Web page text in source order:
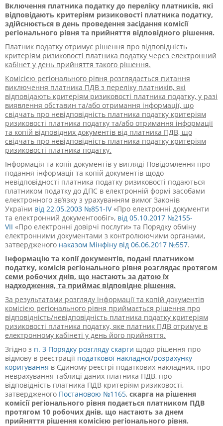
Включення платника податку до переліку платників, які
відповідають критеріям ризиковості платника податку,
здійснюється в день проведення засідання комісії
регіонального рівня та прийняття відповідного рішення.
Платник податку отримує рішення про відповідність
критеріям ризиковості платника податку через електронний
кабінет у день прийняття такого рішення.
Комісією регіонального рівня розглядається питання
виключення платника ПДВ з переліку платників, які
відповідають критеріям ризиковості платника податку, у разі
виявлення обставин та/або отримання інформації, що
свідчать про невідповідність платника податку критеріям
ризиковості платника податку та/або отримання інформації
та копій відповідних документів від платника ПДВ, що
свідчать про невідповідність платника податку критеріям
ризиковості платника податку.
Інформація та копії документів у вигляді Повідомлення про
подання інформації та копій документів щодо
невідповідності платника податку ризиковості подаються
платником податку до ДПС в електронній формі засобами
електронного зв’язку з урахуванням вимог Законів
України від 22.05.2003 №851-IV«Про електронні документи
та електронний документообіг», від 05.10.2017 №2155-
VII «Про електронні довірчі послуги» та Порядку обміну
електронними документами з контролюючими органами,
затвердженого наказом Мінфіну від 06.06.2017 №557.
Інформацію та копії документів, подані платником
податку, комісія регіонального рівня розглядає протягом
семи робочих днів, що настають за датою їх
надходження, та приймає відповідне рішення.
За результатами розгляду інформації та копій документів
комісією регіонального рівня приймається рішення про
відповідність/невідповідність платника податку критеріям
ризиковості платника податку, яке платник ПДВ отримує в
електронному кабінеті у день його прийняття.
Згідно з п. 3 Порядку розгляду скарги щодо рішення про
відмову в реєстрації податкової накладної/розрахунку
коригування в Єдиному реєстрі податкових накладних, про
неврахування таблиці даних платника ПДВ, про
відповідність платника ПДВ критеріям ризиковості,
затвердженого Постановою №1165, скарга на рішення
комісії регіонального рівня подається платником ПДВ
протягом 10 робочих днів, що настають за днем
прийняття рішення комісією регіонального рівня.